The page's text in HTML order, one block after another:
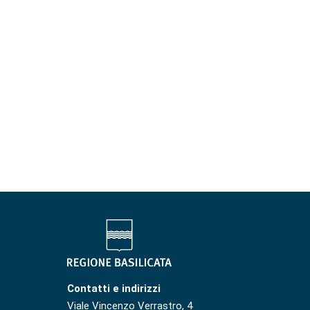
Contatti e indirizzi
Viale Vincenzo Verrastro, 4